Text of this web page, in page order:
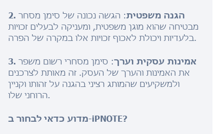
2. הגנה משפטית: הגשה נכונה של סימן מסחר
מבטיחה שהוא מוגן משפטית, ומעניקה לבעלים זכויות
בלעדיות ויכולת לאכוף זכויות אלו במקרה של הפרה.
3. אמינות עסקית וערך: סימן מסחרי רשום משפר
את האמינות והערך של העסק. זה מאותת לצרכנים
ולמשקיעים שהמותג רציני בהגנה על זהותו וקניין
הרוחני שלו.
מדוע כדאי לבחור ב-iPNOTE?